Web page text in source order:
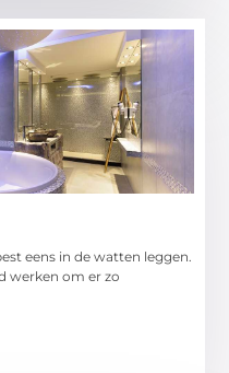
eens in de watten leggen.
werken om er zo